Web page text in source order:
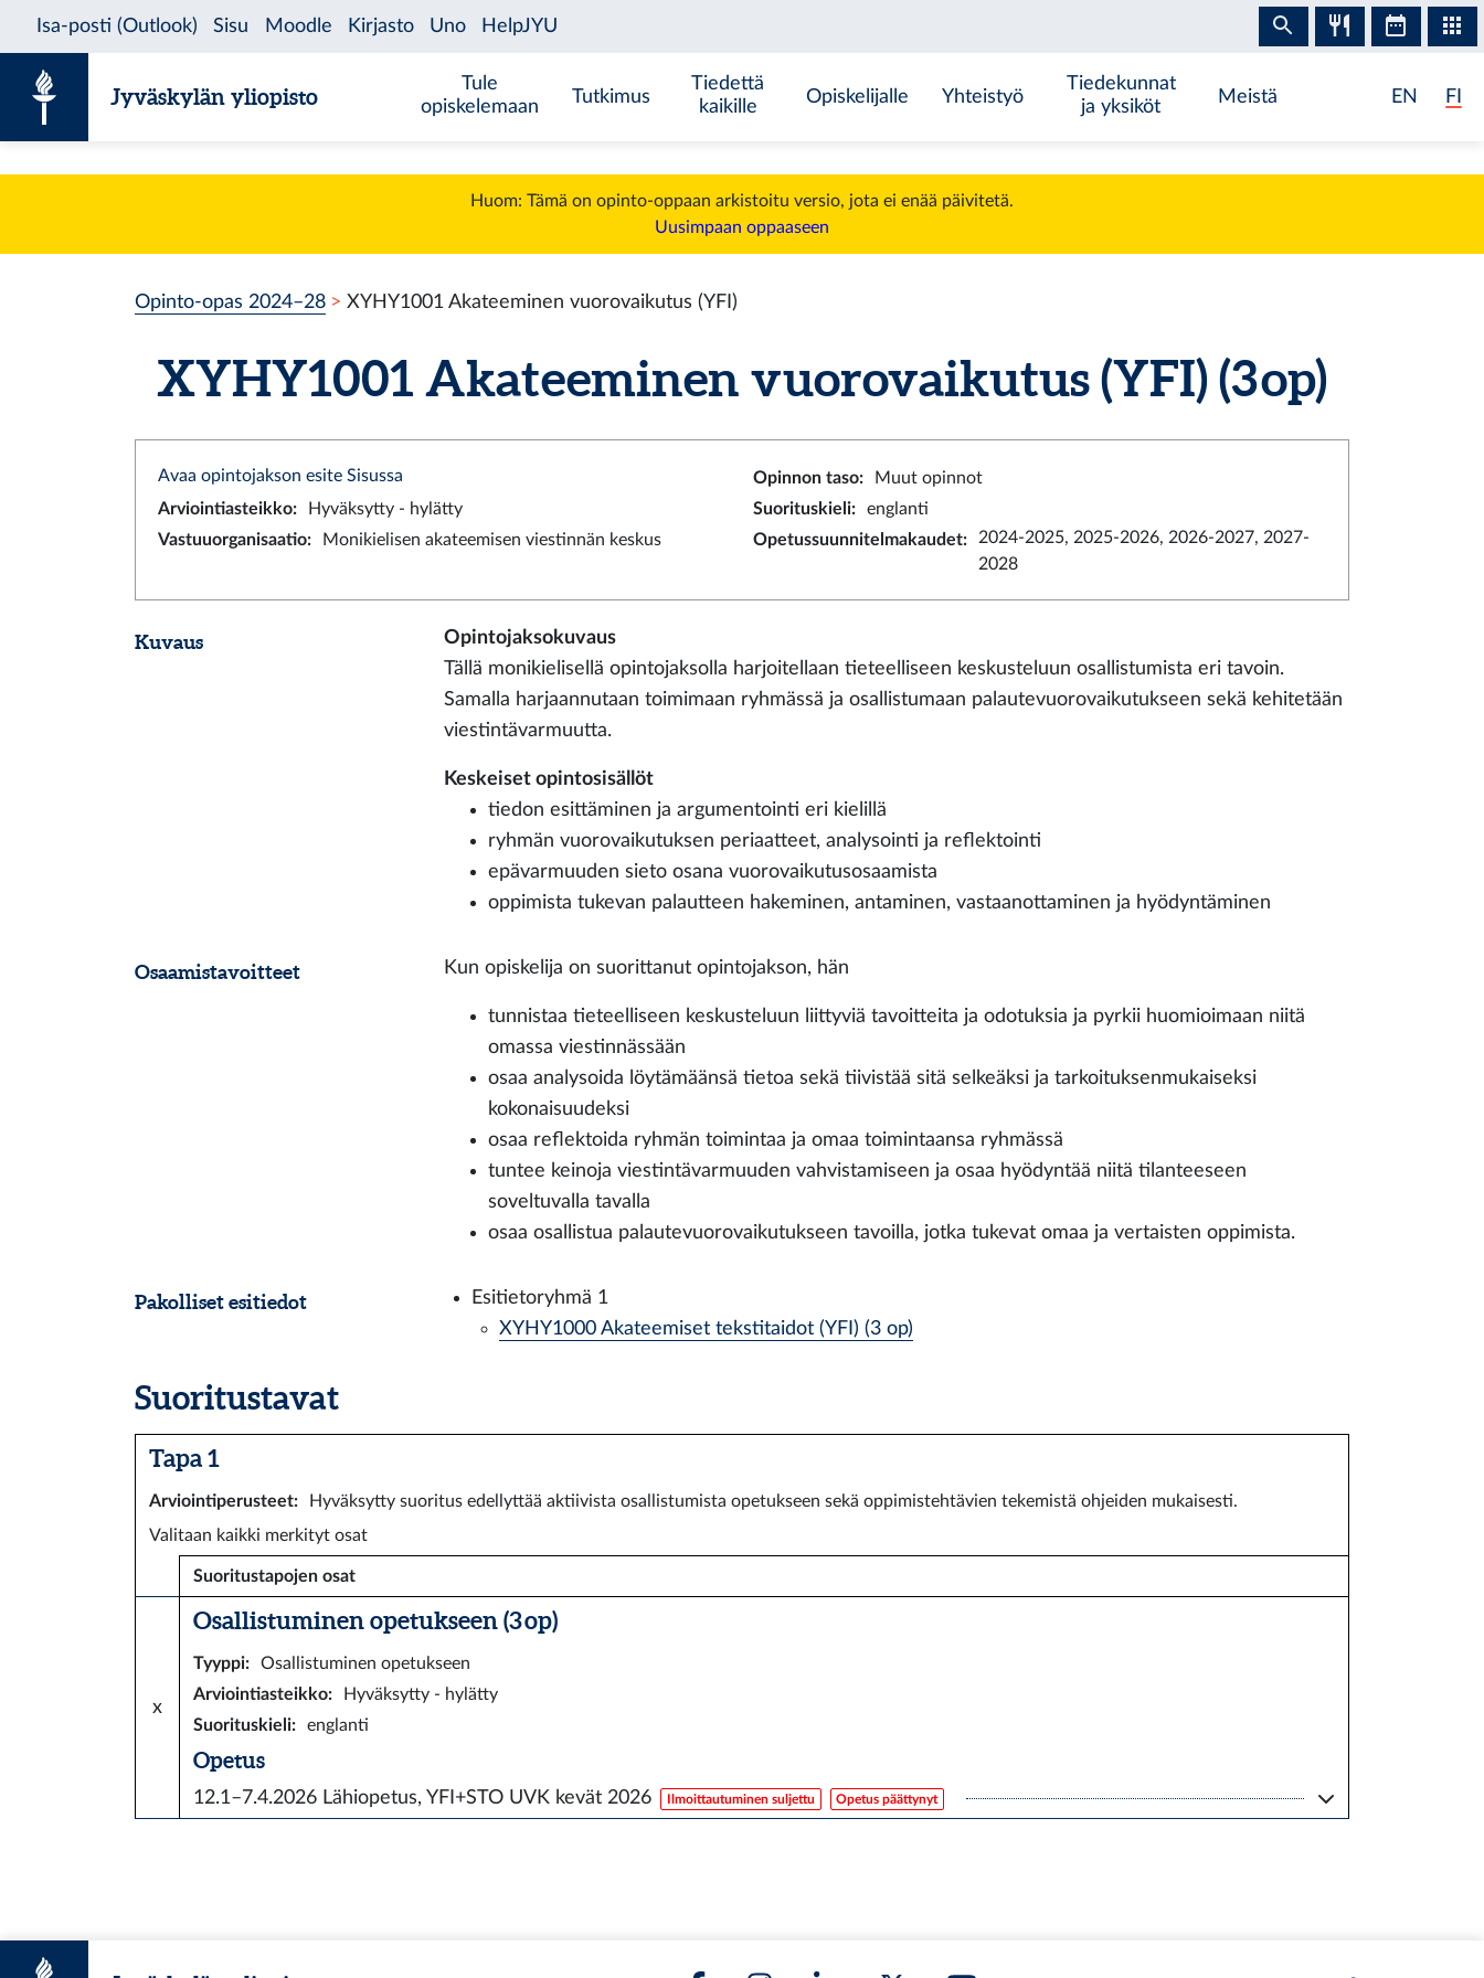
Jyväskylän yliopisto
Tule
opiskelemaan
Tutkimus
Tiedettä
kaikille
Opiskelijalle Yhteistyö
Tiedekunnat
ja yksiköt
Meistä EN FI
Huom: Tämä on opinto-oppaan arkistoitu versio, jota ei enää päivitetä.
Uusimpaan oppaaseen
Opinto-opas 2024–28 XYHY1001 Akateeminen vuorovaikutus (YFI)
XYHY1001 Akateeminen vuorovaikutus (YFI) (3 op)
Avaa opintojakson esite Sisussa Opinnon taso:
Muut opinnot
Arviointiasteikko: Hyväksytty - hylätty Suorituskieli:
englanti
Vastuuorganisaatio: Monikielisen akateemisen viestinnän keskus Opetussuunnitelmakaudet:
2024-2025, 2025-2026, 2026-2027, 2027-
2028
Kuvaus
Opintojaksokuvaus
Tällä monikielisellä opintojaksolla harjoitellaan tieteelliseen keskusteluun osallistumista eri tavoin.
Samalla harjaannutaan toimimaan ryhmässä ja osallistumaan palautevuorovaikutukseen sekä kehitetään
viestintävarmuutta.
Keskeiset opintosisällöt
tiedon esittäminen ja argumentointi eri kielillä
ryhmän vuorovaikutuksen periaatteet, analysointi ja reflektointi
epävarmuuden sieto osana vuorovaikutusosaamista
oppimista tukevan palautteen hakeminen, antaminen, vastaanottaminen ja hyödyntäminen
Osaamistavoitteet Kun opiskelija on suorittanut opintojakson, hän
tunnistaa tieteelliseen keskusteluun liittyviä tavoitteita ja odotuksia ja pyrkii huomioimaan niitä
omassa viestinnässään
osaa analysoida löytämäänsä tietoa sekä tiivistää sitä selkeäksi ja tarkoituksenmukaiseksi
kokonaisuudeksi
osaa reflektoida ryhmän toimintaa ja omaa toimintaansa ryhmässä
tuntee keinoja viestintävarmuuden vahvistamiseen ja osaa hyödyntää niitä tilanteeseen
soveltuvalla tavalla
osaa osallistua palautevuorovaikutukseen tavoilla, jotka tukevat omaa ja vertaisten oppimista.
Pakolliset esitiedot
Esitietoryhmä 1
XYHY1000 Akateemiset tekstitaidot (YFI) (3 op)
Suoritustavat
Tapa 1
Arviointiperusteet:
Hyväksytty suoritus edellyttää aktiivista osallistumista opetukseen sekä oppimistehtävien tekemistä ohjeiden mukaisesti.
Valitaan kaikki merkityt osat
Suoritustapojen osat
x
Osallistuminen opetukseen (3 op)
Tyyppi:
Osallistuminen opetukseen
Arviointiasteikko:
Hyväksytty - hylätty
Suorituskieli: englanti
Opetus
12.1–7.4.2026 Lähiopetus, YFI+STO UVK kevät 2026 Ilmoittautuminen suljettu Opetus päättynyt